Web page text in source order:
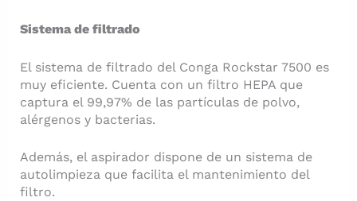
Sistema de filtrado
El sistema de filtrado del Conga Rockstar 7500 es
muy eficiente. Cuenta con un filtro HEPA que
captura el 99,97% de las partículas de polvo,
alérgenos y bacterias.
Además, el aspirador dispone de un sistema de
autolimpieza que facilita el mantenimiento del
filtro.